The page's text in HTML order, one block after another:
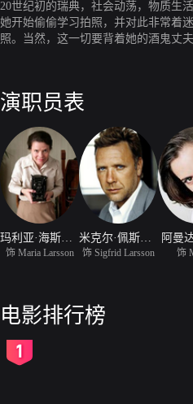
20世纪初的瑞典，社会动荡，物质生
她开始偷偷学习拍照，并对此非常着
照。当然，这一切要背着她的酒鬼丈
演职员表
饰 Maria Larsson 饰 Sigfrid Larsson
阿曼
饰
电影排行榜